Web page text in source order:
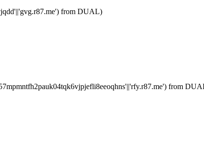
from DUAL)
from